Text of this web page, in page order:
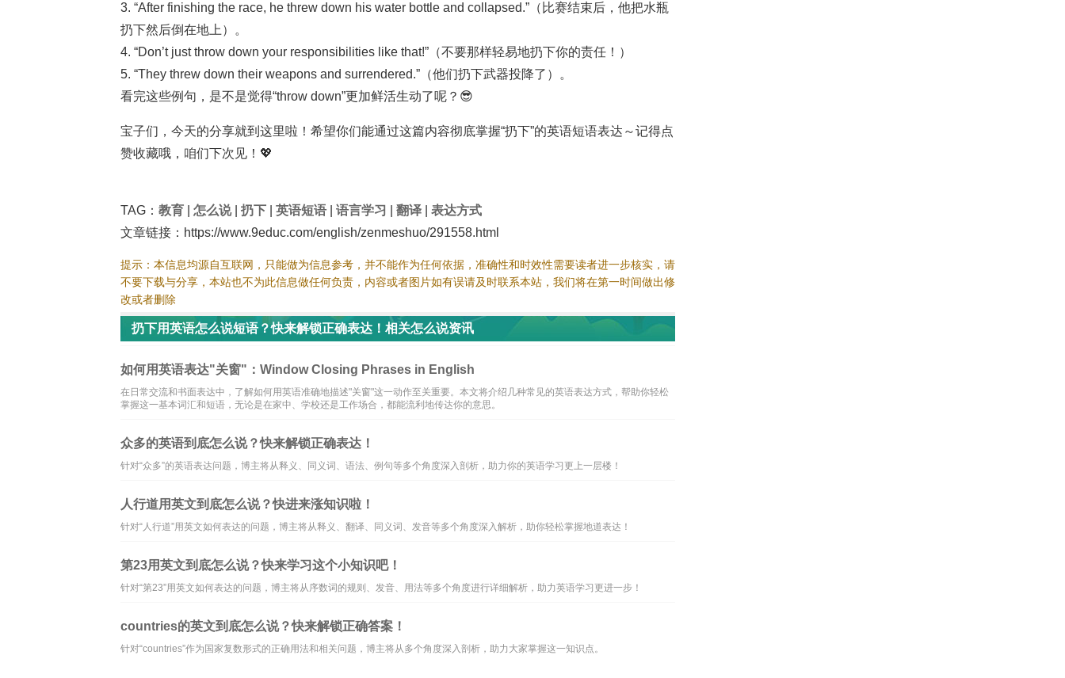
3. “After finishing the race, he threw down his water bottle and collapsed.”（比赛结束后，他把水瓶
扔下然后倒在地上）。
4. “Don’t just throw down your responsibilities like that!”（不要那样轻易地扔下你的责任！）
5. “They threw down their weapons and surrendered.”（他们扔下武器投降了）。
看完这些例句，是不是觉得“throw down”更加鲜活生动了呢？😎
宝子们，今天的分享就到这里啦！希望你们能通过这篇内容彻底掌握“扔下”的英语短语表达～记得点
赞收藏哦，咱们下次见！💖
TAG： 教育 怎么说| 扔下 英语短语 语言学习 翻译
表达方式
文章链接：https://www.9educ.com/english/zenmeshuo/291558.html
提示：本信息均源自互联网，只能做为信息参考，并不能作为任何依据，准确性和时效性需要读者进一步核实，请
不要下载与分享，本站也不为此信息做任何负责，内容或者图片如有误请及时联系本站，我们将在第一时间做出修
改或者删除
扔下用英语怎么说短语？快来解锁正确表达！相关怎么说资讯
如何用英语表达"关窗"：Window Closing Phrases in English
在日常交流和书面表达中，了解如何用英语准确地描述"关窗"这一动作至关重要。本文将介绍几种常见的英语表达方式，帮助你轻松
掌握这一基本词汇和短语，无论是在家中、学校还是工作场合，都能流利地传达你的意思。
众多的英语到底怎么说？快来解锁正确表达！
针对“众多”的英语表达问题，博主将从释义、同义词、语法、例句等多个角度深入剖析，助力你的英语学习更上一层楼！
人行道用英文到底怎么说？快进来涨知识啦！
针对“人行道”用英文如何表达的问题，博主将从释义、翻译、同义词、发音等多个角度深入解析，助你轻松掌握地道表达！
第23用英文到底怎么说？快来学习这个小知识吧！
针对“第23”用英文如何表达的问题，博主将从序数词的规则、发音、用法等多个角度进行详细解析，助力英语学习更进一步！
countries的英文到底怎么说？快来解锁正确答案！
针对“countries”作为国家复数形式的正确用法和相关问题，博主将从多个角度深入剖析，助力大家掌握这一知识点。